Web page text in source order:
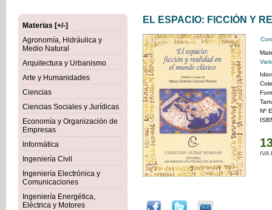
Materias [+/-]
Agronomía, Hidráulica y
Medio Natural
Arquitectura y Urbanismo
Arte y Humanidades
Ciencias
Ciencias Sociales y Jurídicas
Economía y Organización de
Empresas
Informática
Ingeniería Civil
Ingeniería Electrónica y
Comunicaciones
Ingeniería Energética,
Eléctrica y Motores
EL ESPACIO: FICCIÓN Y
Nº
IVA